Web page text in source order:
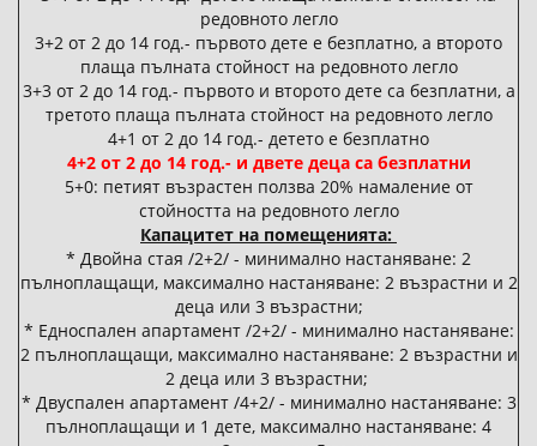
редовното легло
3+2 от 2 до 14 год.- първото дете е безплатно, а второто
плаща пълната стойност на редовното легло
3+3 от 2 до 14 год.- първото и второто дете са безплатни, а
третото плаща пълната стойност на редовното легло
4+1 от 2 до 14 год.- детето е безплатно
4+2 от 2 до 14 год.- и двете деца са безплатни
5+0: петият възрастен ползва 20% намаление от
стойността на редовното легло
Капацитет на помещенията:
* Двойна стая /2+2/ - минимално настаняване: 2
пълноплащащи, максимално настаняване: 2 възрастни и 2
деца или 3 възрастни;
* Едноспален апартамент /2+2/ - минимално настаняване:
2 пълноплащащи, максимално настаняване: 2 възрастни и
2 деца или 3 възрастни;
* Двуспален апартамент /4+2/ - минимално настаняване: 3
пълноплащащи и 1 дете, максимално настаняване: 4